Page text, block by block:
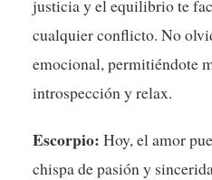
justicia y el equilibrio te
cualquier conflicto. No
emocional, permitiéndote
introspección y relax.
Escorpio: Hoy, el amor
chispa de pasión y